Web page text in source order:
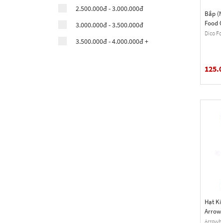
2.500.000đ - 3.000.000đ
3.000.000đ - 3.500.000đ
3.500.000đ - 4.000.000đ +
Bắp
Food
Hộp
Dico
Hạt